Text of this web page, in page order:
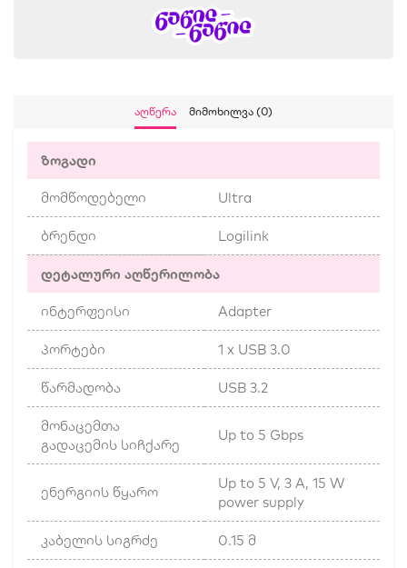
Აღწერა Მიმოხილვა (0)
ზოგადი
მომწოდებელი Ultra
ბრენდი Logilink
დეტალური აღწერილობა
ინტერფეისი Adapter
პორტები 1 x USB 3.0
წარმადობა USB 3.2
მონაცემთა
გადაცემის სიჩქარე
Up to 5 Gbps
ენერგიის წყარო
Up to 5 V, 3 A, 15 W
power supply
კაბელის სიგრძე 0.15 მ